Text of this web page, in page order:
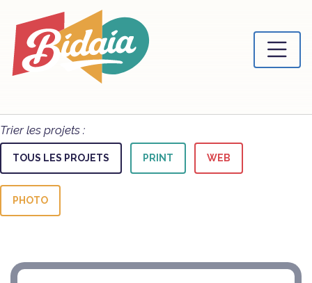
Trier les projets :
TOUS LES PROJETS PRINT WEB
PHOTO